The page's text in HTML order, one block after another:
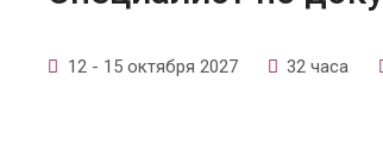
12 - 15 октября 2027 32 часа